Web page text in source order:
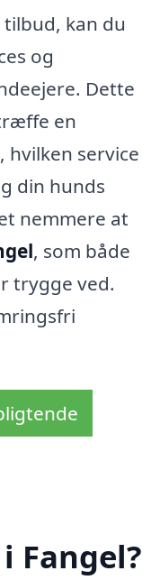
kan du
og
Dette
en
service
din hunds
nemmere at
, som både
trygge ved.
Fangel?